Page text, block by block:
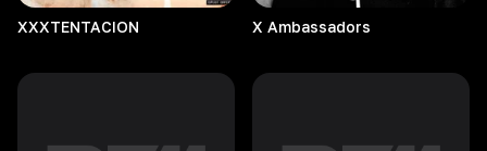
XXXTENTACION X Ambassadors